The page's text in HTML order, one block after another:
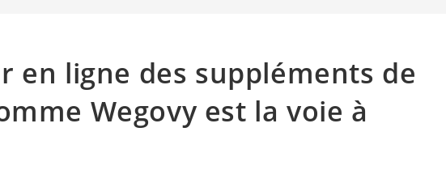
en ligne des suppléments de
Wegovy est la voie à